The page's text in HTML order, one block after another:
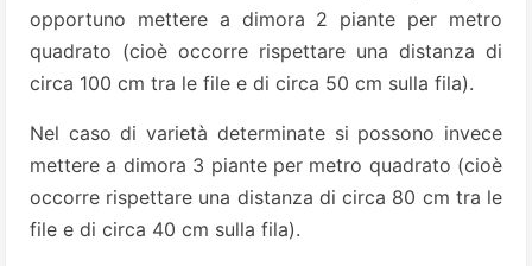
opportuno mettere a dimora 2 piante per metro
quadrato (cioè occorre rispettare una distanza di
circa 100 cm tra le file e di circa 50 cm sulla fila).
Nel caso di varietà determinate si possono invece
mettere a dimora 3 piante per metro quadrato (cioè
occorre rispettare una distanza di circa 80 cm tra le
file e di circa 40 cm sulla fila).